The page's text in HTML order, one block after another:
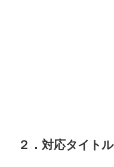
２．対応タイトル